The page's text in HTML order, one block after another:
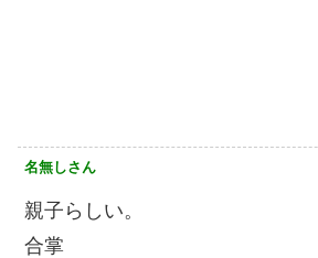
名無しさん
親子らしい。
合掌